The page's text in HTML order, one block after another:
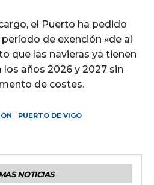
el Puerto ha pedido
de exención «de al
que las navieras ya tienen
los años 2026 y 2027 sin
de costes.
PUERTO DE VIGO
NOTICIAS